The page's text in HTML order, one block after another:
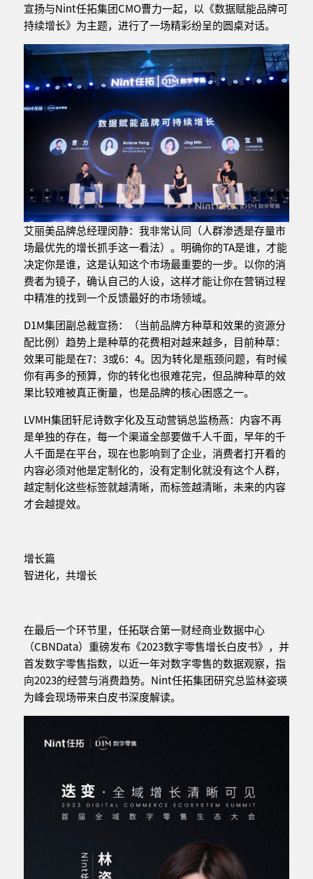
宣扬与Nint任拓集团CMO曹力一起，以《数据赋能品牌可
持续增长》为主题，进行了一场精彩纷呈的圆桌对话。
艾丽美品牌总经理闵静：我非常认同（人群渗透是存量市
场最优先的增长抓手这一看法）。明确你的TA是谁，才能
决定你是谁，这是认知这个市场最重要的一步。以你的消
费者为镜子，确认自己的人设，这样才能让你在营销过程
中精准的找到一个反馈最好的市场领域。
D1M集团副总裁宣扬：（当前品牌方种草和效果的资源分
配比例）趋势上是种草的花费相对越来越多，目前种草：
效果可能是在7：3或6：4。因为转化是瓶颈问题，有时候
你有再多的预算，你的转化也很难花完，但品牌种草的效
果比较难被真正衡量，也是品牌的核心困惑之一。
LVMH集团轩尼诗数字化及互动营销总监杨燕：内容不再
是单独的存在，每一个渠道全部要做千人千面，早年的千
人千面是在平台，现在也影响到了企业，消费者打开看的
内容必须对他是定制化的，没有定制化就没有这个人群，
越定制化这些标签就越清晰，而标签越清晰，未来的内容
才会越提效。
增长篇
智进化，共增长
在最后一个环节里，任拓联合第一财经商业数据中心
（CBNData）重磅发布《2023数字零售增长白皮书》，并
首发数字零售指数，以近一年对数字零售的数据观察，指
向2023的经营与消费趋势。Nint任拓集团研究总监林姿瑛
为峰会现场带来白皮书深度解读。